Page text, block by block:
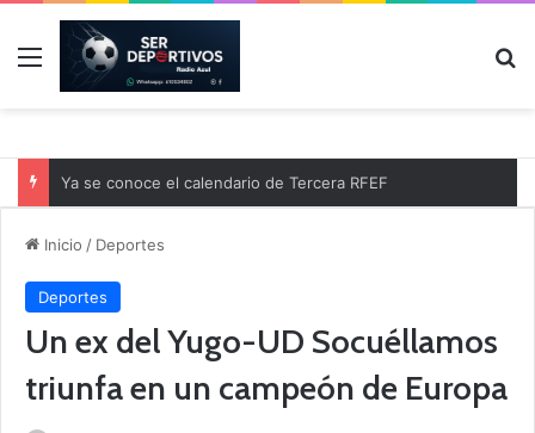
Menú
Ya se conoce el calendario de Tercera RFEF
Inicio / Deportes
Deportes
Un ex del Yugo-UD Socuéllamos
triunfa en un campeón de Europa